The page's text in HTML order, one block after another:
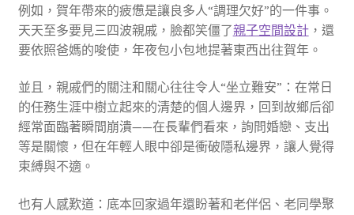
例如，賀年帶來的疲憊是讓良多人“調理欠好”的一件事。
天天至多要見三四波親戚，臉都笑僵了親子空間設計，還
要依照爸媽的唆使，年夜包小包地提著東西出往賀年。
並且，親戚們的關注和關心往往令人“坐立難安”：在常日
的任務生涯中樹立起來的清楚的個人邊界，回到故鄉后卻
經常面臨著瞬間崩潰——在長輩們看來，詢問婚戀、支出
等是關懷，但在年輕人眼中卻是衝破隱私邊界，讓人覺得
束縛與不適。
也有人感歎道：底本回家過年還盼著和老伴侶、老同學聚